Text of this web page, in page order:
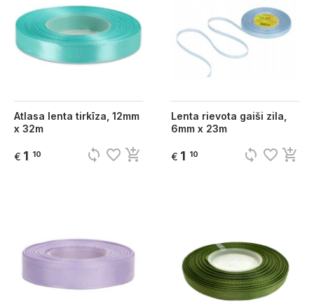
Atlasa lenta tirkīza, 12mm
x 32m
€ 1 10 sync favorite_border add_shopping_cart
Lenta rievota gaiši zila,
6mm x 23m
€ 1 10 sync favorite_border add_shopping_cart